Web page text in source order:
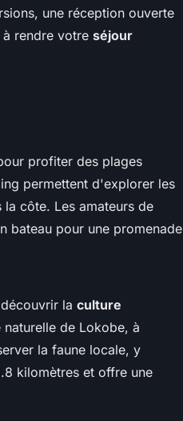
une réception ouverte
rendre votre séjour
profiter des plages
permettent d'explorer les
côte. Les amateurs de
bateau pour une promenade
la culture
de Lokobe, à
la faune locale, y
kilomètres et offre une